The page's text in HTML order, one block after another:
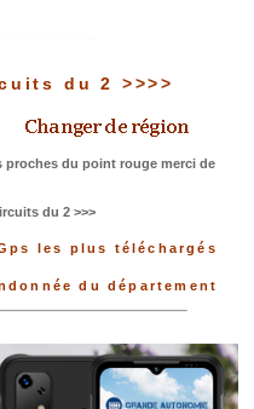
du 2 >>>>
proches du point rouge merci de
du 2 >>>
les plus téléchargés
du département